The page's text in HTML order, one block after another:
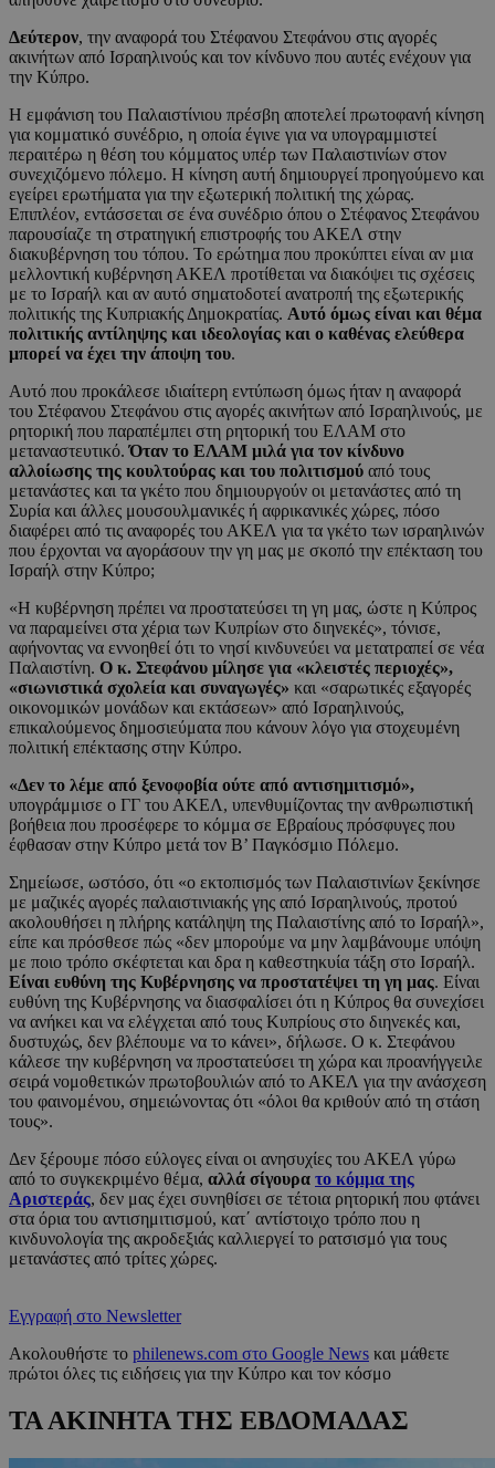
Δεύτερον, την αναφορά του Στέφανου Στεφάνου στις αγορές
ακινήτων από Ισραηλινούς και τον κίνδυνο που αυτές ενέχουν για
την Κύπρο.
Η εμφάνιση του Παλαιστίνιου πρέσβη αποτελεί πρωτοφανή κίνηση
για κομματικό συνέδριο, η οποία έγινε για να υπογραμμιστεί
περαιτέρω η θέση του κόμματος υπέρ των Παλαιστινίων στον
συνεχιζόμενο πόλεμο. Η κίνηση αυτή δημιουργεί προηγούμενο και
εγείρει ερωτήματα για την εξωτερική πολιτική της χώρας.
Επιπλέον, εντάσσεται σε ένα συνέδριο όπου ο Στέφανος Στεφάνου
παρουσίαζε τη στρατηγική επιστροφής του ΑΚΕΛ στην
διακυβέρνηση του τόπου. Το ερώτημα που προκύπτει είναι αν μια
μελλοντική κυβέρνηση ΑΚΕΛ προτίθεται να διακόψει τις σχέσεις
με το Ισραήλ και αν αυτό σηματοδοτεί ανατροπή της εξωτερικής
πολιτικής της Κυπριακής Δημοκρατίας. Αυτό όμως είναι και θέμα
πολιτικής αντίληψης και ιδεολογίας και ο καθένας ελεύθερα
μπορεί να έχει την άποψη του.
Αυτό που προκάλεσε ιδιαίτερη εντύπωση όμως ήταν η αναφορά
του Στέφανου Στεφάνου στις αγορές ακινήτων από Ισραηλινούς, με
ρητορική που παραπέμπει στη ρητορική του ΕΛΑΜ στο
μεταναστευτικό.Όταν το ΕΛΑΜ μιλά για τον κίνδυνο
αλλοίωσης της κουλτούρας και του πολιτισμού από τους
μετανάστες και τα γκέτο που δημιουργούν οι μετανάστες από τη
Συρία και άλλες μουσουλμανικές ή αφρικανικές χώρες, πόσο
διαφέρει από τις αναφορές του ΑΚΕΛ για τα γκέτο των ισραηλινών
που έρχονται να αγοράσουν την γη μας με σκοπό την επέκταση του
Ισραήλ στην Κύπρο;
«Η κυβέρνηση πρέπει να προστατεύσει τη γη μας, ώστε η Κύπρος
να παραμείνει στα χέρια των Κυπρίων στο διηνεκές», τόνισε,
αφήνοντας να εννοηθεί ότι το νησί κινδυνεύει να μετατραπεί σε νέα
Παλαιστίνη. Ο κ. Στεφάνου μίλησε για «κλειστές περιοχές»,
«σιωνιστικά σχολεία και συναγωγές» και «σαρωτικές εξαγορές
οικονομικών μονάδων και εκτάσεων» από Ισραηλινούς,
επικαλούμενος δημοσιεύματα που κάνουν λόγο για στοχευμένη
πολιτική επέκτασης στην Κύπρο.
«Δεν το λέμε από ξενοφοβία ούτε από αντισημιτισμό»,
υπογράμμισε ο ΓΓ του ΑΚΕΛ, υπενθυμίζοντας την ανθρωπιστική
βοήθεια που προσέφερε το κόμμα σε Εβραίους πρόσφυγες που
έφθασαν στην Κύπρο μετά τον Β’ Παγκόσμιο Πόλεμο.
Σημείωσε, ωστόσο, ότι «ο εκτοπισμός των Παλαιστινίων ξεκίνησε
με μαζικές αγορές παλαιστινιακής γης από Ισραηλινούς, προτού
ακολουθήσει η πλήρης κατάληψη της Παλαιστίνης από το Ισραήλ»,
είπε και πρόσθεσε πώς «δεν μπορούμε να μην λαμβάνουμε υπόψη
με ποιο τρόπο σκέφτεται και δρα η καθεστηκυία τάξη στο Ισραήλ.
Είναι ευθύνη της Κυβέρνησης να προστατέψει τη γη μας. Είναι
ευθύνη της Κυβέρνησης να διασφαλίσει ότι η Κύπρος θα συνεχίσει
να ανήκει και να ελέγχεται από τους Κυπρίους στο διηνεκές και,
δυστυχώς, δεν βλέπουμε να το κάνει», δήλωσε. Ο κ. Στεφάνου
κάλεσε την κυβέρνηση να προστατεύσει τη χώρα και προανήγγειλε
σειρά νομοθετικών πρωτοβουλιών από το ΑΚΕΛ για την ανάσχεση
του φαινομένου, σημειώνοντας ότι «όλοι θα κριθούν από τη στάση
τους».
Δεν ξέρουμε πόσο εύλογες είναι οι ανησυχίες του ΑΚΕΛ γύρω
από το συγκεκριμένο θέμα, αλλά σίγουρα το κόμμα της
Αριστεράς, δεν μας έχει συνηθίσει σε τέτοια ρητορική που φτάνει
στα όρια του αντισημιτισμού, κατ΄ αντίστοιχο τρόπο που η
κινδυνολογία της ακροδεξιάς καλλιεργεί το ρατσισμό για τους
μετανάστες από τρίτες χώρες.
Εγγραφή στο Newsletter
Ακολουθήστε το philenews.com στο Google News και μάθετε
πρώτοι όλες τις ειδήσεις για την Κύπρο και τον κόσμο
ΤΑ ΑΚΙΝΗΤΑ ΤΗΣ ΕΒΔΟΜΑΔΑΣ